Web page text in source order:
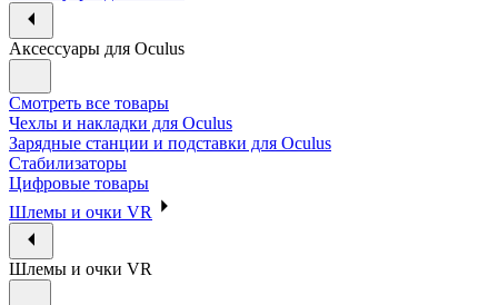
Аксессуары для Oculus
Смотреть все товары
Чехлы и накладки для Oculus
Зарядные станции и подставки для Oculus
Стабилизаторы
Цифровые товары
Шлемы и очки VR
Шлемы и очки VR